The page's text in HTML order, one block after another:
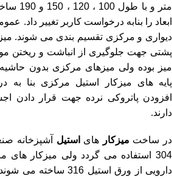
متر و
ابعاد را بنابه درخواست کاربر تغییر داد.
دیواری و مرکزی تقسیم بندی می شوند.
پشتی جهت جلوگیری از انباشت و ریختن
میز بوده ولی میزهای مرکزی بدون
پایه های میزکار استیل مرکزی بنا به
افزودن پاتروکی نرده جهت قرار دادن
دارند.
در ساخت میزکار های استیل آشپزخانه
304 استفاده می گردد ولی میزکار های
دارویی از ورق استیل 316